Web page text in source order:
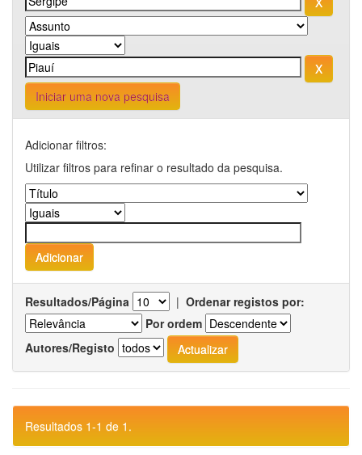
Iniciar uma nova pesquisa
Adicionar filtros:
Utilizar filtros para refinar o resultado da pesquisa.
Resultados/Página | Ordenar registos por:
Por ordem
Autores/Registo
Resultados 1-1 de 1.